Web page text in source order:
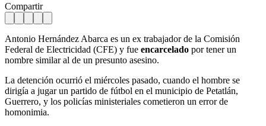
Compartir
Antonio Hernández Abarca es un ex trabajador de la Comisión
Federal de Electricidad (CFE) y fue encarcelado por tener un
nombre similar al de un presunto asesino.
La detención ocurrió el miércoles pasado, cuando el hombre se
dirigía a jugar un partido de fútbol en el municipio de Petatlán,
Guerrero, y los policías ministeriales cometieron un error de
homonimia.